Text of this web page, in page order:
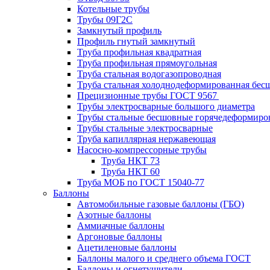
Котельные трубы
Трубы 09Г2С
Замкнутый профиль
Профиль гнутый замкнутый
Труба профильная квадратная
Труба профильная прямоугольная
Труба стальная водогазопроводная
Труба стальная холоднодеформированная
Прецизионные трубы ГОСТ 9567
Трубы электросварные большого диаметра
Трубы стальные бесшовные
Трубы стальные электросварные
Труба капиллярная нержавеющая
Насосно-компрессорные трубы
Труба НКТ 73
Труба НКТ 60
Труба МОБ по ГОСТ 15040-77
Баллоны
Автомобильные газовые баллоны (ГБО)
Азотные баллоны
Аммиачные баллоны
Аргоновые баллоны
Ацетиленовые баллоны
Баллоны малого и среднего объема ГОСТ